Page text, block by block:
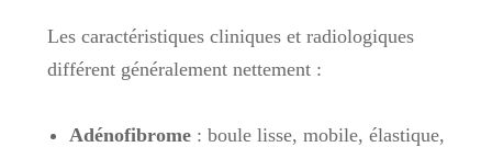
Les caractéristiques cliniques et radiologiques
différent généralement nettement :
Adénofibrome: boule lisse, mobile, élastique,